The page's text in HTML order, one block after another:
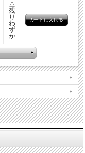
△
残
り
わ
ず
か